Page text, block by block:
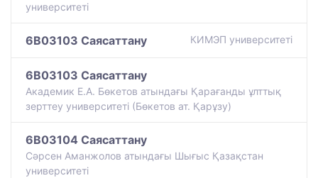
университеті
6B03103 Саясаттану КИМЭП университеті
6B03103 Саясаттану
Академик Е.А. Бөкетов атындағы Қарағанды ұлттық
зерттеу университеті (Бөкетов ат. Қарұзу)
6B03104 Саясаттану
Сәрсен Аманжолов атындағы Шығыс Қазақстан
университеті